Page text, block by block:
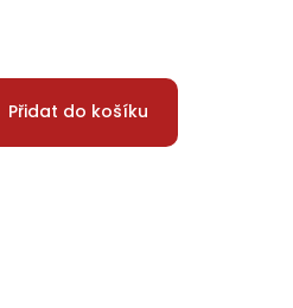
Přidat do košíku